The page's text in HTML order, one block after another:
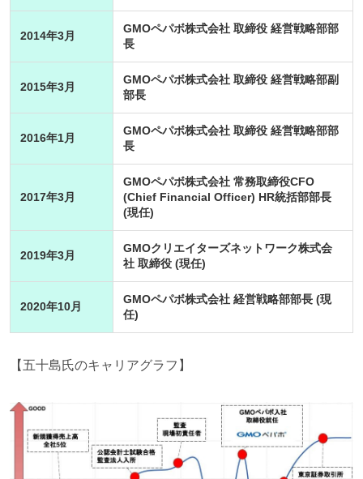
2014年3月
GMOペパボ株式会社 取締役 経営戦略部部
長
2015年3月
GMOペパボ株式会社 取締役 経営戦略部副
部長
2016年1月
GMOペパボ株式会社 取締役 経営戦略部部
長
2017年3月
GMOペパボ株式会社 常務取締役CFO
(Chief Financial Officer) HR統括部部長
(現任)
2019年3月
GMOクリエイターズネットワーク株式会
社 取締役 (現任)
2020年10月
GMOペパボ株式会社 経営戦略部部長 (現
任)
【五十島氏のキャリアグラフ】